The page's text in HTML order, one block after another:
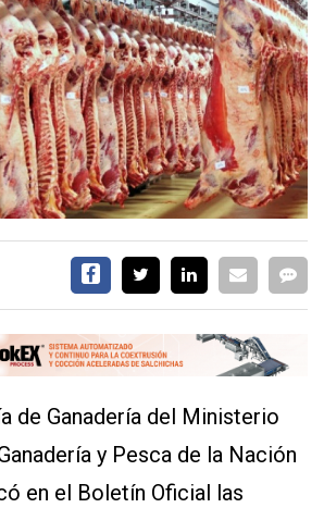
de Ganadería del Ministerio
y Pesca de la Nación
en el Boletín Oficial las